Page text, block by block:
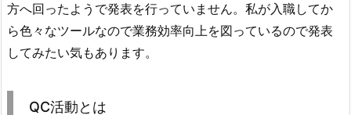
方へ回ったようで発表を行っていません。私が入職してか
ら色々なツールなので業務効率向上を図っているので発表
してみたい気もあります。
QC活動とは